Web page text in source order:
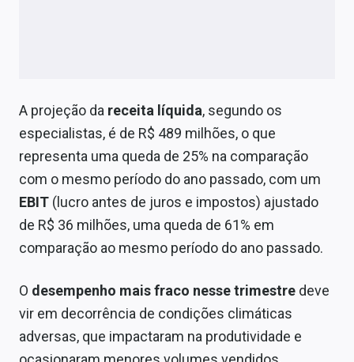
Conteúdo de Marca
Sobre
Contato
A projeção da receita líquida, segundo os
especialistas, é de R$ 489 milhões, o que
representa uma queda de 25% na comparação
com o mesmo período do ano passado, com um
EBIT (lucro antes de juros e impostos) ajustado
de R$ 36 milhões, uma queda de 61% em
comparação ao mesmo período do ano passado.
O desempenho mais fraco nesse trimestre deve
vir em decorrência de condições climáticas
adversas, que impactaram na produtividade e